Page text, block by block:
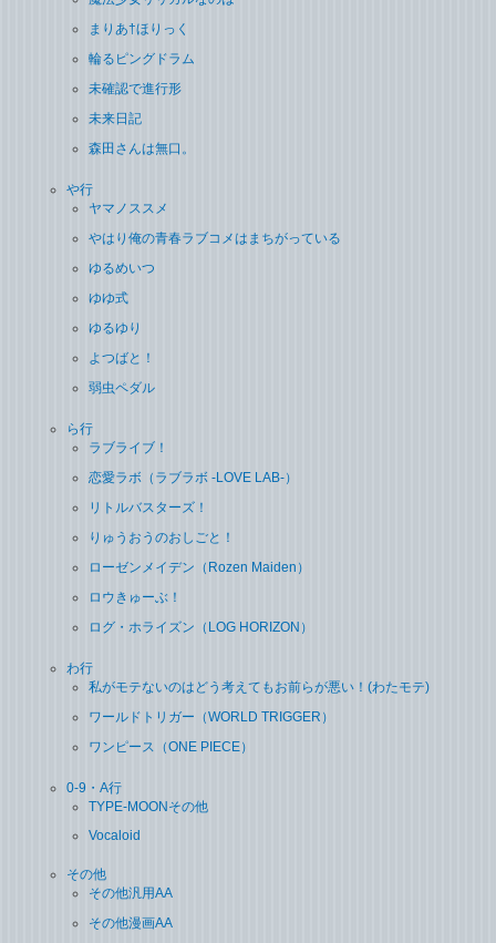
まりあ†ほりっく
輪るピングドラム
未確認で進行形
未来日記
森田さんは無口。
や行
ヤマノススメ
やはり俺の青春ラブコメはまちがっている
ゆるめいつ
ゆゆ式
ゆるゆり
よつばと！
弱虫ペダル
ら行
ラブライブ！
恋愛ラボ（ラブラボ ‐LOVE LAB‐）
リトルバスターズ！
りゅうおうのおしごと！
ローゼンメイデン（Rozen Maiden）
ロウきゅーぶ！
ログ・ホライズン（LOG HORIZON）
わ行
私がモテないのはどう考えてもお前らが悪い！(わたモテ)
ワールドトリガー（WORLD TRIGGER）
ワンピース（ONE PIECE）
0-9・A行
TYPE-MOONその他
Vocaloid
その他
その他汎用AA
その他漫画AA